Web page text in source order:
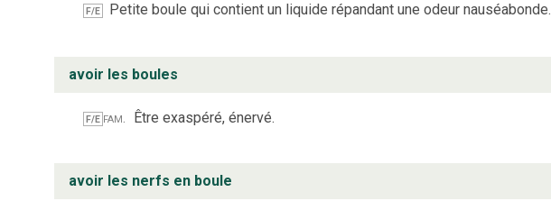
F/E Petite boule qui contient un liquide répandant une odeur nauséabonde.
avoir les boules
F/E fam. Être exaspéré, énervé.
avoir les nerfs en boule